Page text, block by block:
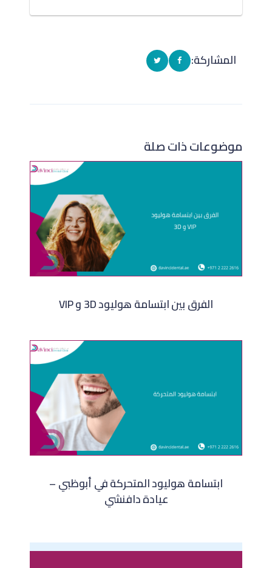
المشاركة:
موضوعات ذات صلة
الفرق بين ابتسامة هوليود 3D و VIP
ابتسامة هوليود المتحركة في أبوظبي –
عيادة دافنشي